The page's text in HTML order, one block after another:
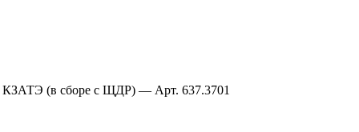
КЗАТЭ (в сборе с ЩДР) — Арт. 637.3701